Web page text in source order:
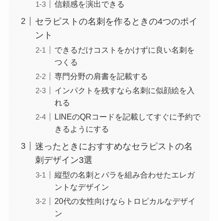
信頼感を演出できる
セラピストの名刺を作るときの4つのポイ
ント
できるだけコストをかけずに良い名刺を
つくる
専門分野の肩書を記載する
インパクトを残すなら名刺に似顔絵を入
れる
LINEのQRコードを記載してすぐに予約で
きるようにする
迷ったときにおすすめなセラピストの名
刺デザイン3選
縦型の名刺とバラを組み合わせたエレガ
ントなデザイン
20代の女性向けならトロピカルなデザイ
ン